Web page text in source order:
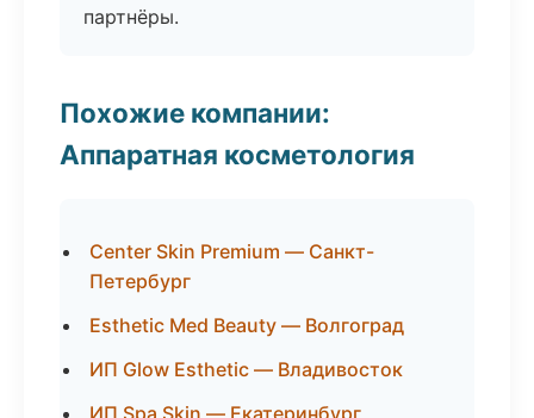
партнёры.
Похожие компании:
Аппаратная косметология
Center Skin Premium — Санкт-
Петербург
Esthetic Med Beauty — Волгоград
ИП Glow Esthetic — Владивосток
ИП Spa Skin — Екатеринбург